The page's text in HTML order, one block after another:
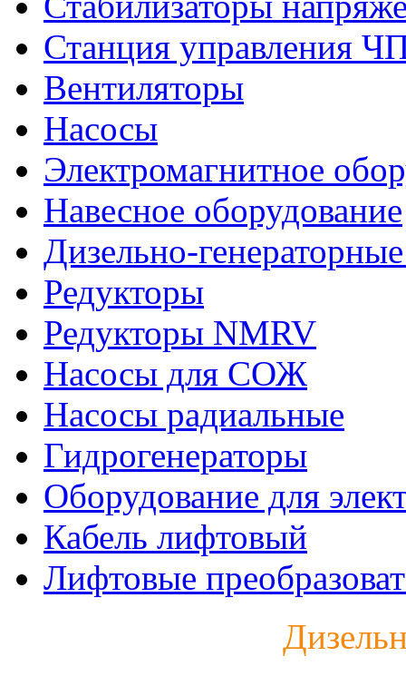
Станция управления
Вентиляторы
Насосы
Электромагнитное
Навесное оборудование
Дизельно-
Редукторы
Редукторы NMRV
Насосы для СОЖ
Насосы радиальные
Гидрогенераторы
Оборудование для
Кабель лифтовый
Лифтовые